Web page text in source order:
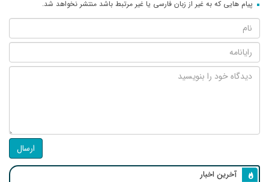
پیام هایی که به غیر از زبان فارسی یا غیر مرتبط باشد منتشر نخواهد شد.
ارسال
آخرین اخبار